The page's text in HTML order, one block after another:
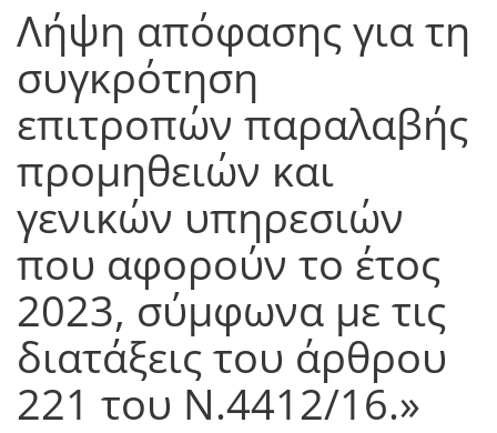
Λήψη απόφασης για τη
συγκρότηση
επιτροπών παραλαβής
προμηθειών και
γενικών υπηρεσιών
που αφορούν το έτος
2023, σύμφωνα με τις
διατάξεις του άρθρου
221 του Ν.4412/16.»